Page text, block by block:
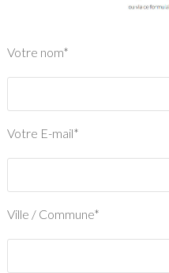
Votre nom*
Votre E-mail*
Ville / Commune*